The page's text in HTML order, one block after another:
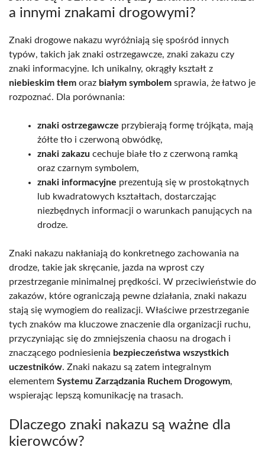
a innymi znakami drogowymi?
Znaki drogowe nakazu wyróżniają się spośród innych
typów, takich jak znaki ostrzegawcze, znaki zakazu czy
znaki informacyjne. Ich unikalny, okrągły kształt z
niebieskim tłem oraz białym symbolem sprawia, że łatwo je
rozpoznać. Dla porównania:
znaki ostrzegawcze przybierają formę trójkąta, mają
żółte tło i czerwoną obwódkę,
znaki zakazu cechuje białe tło z czerwoną ramką
oraz czarnym symbolem,
znaki informacyjne prezentują się w prostokątnych
lub kwadratowych kształtach, dostarczając
niezbędnych informacji o warunkach panujących na
drodze.
Znaki nakazu nakłaniają do konkretnego zachowania na
drodze, takie jak skręcanie, jazda na wprost czy
przestrzeganie minimalnej prędkości. W przeciwieństwie do
zakazów, które ograniczają pewne działania, znaki nakazu
stają się wymogiem do realizacji. Właściwe przestrzeganie
tych znaków ma kluczowe znaczenie dla organizacji ruchu,
przyczyniając się do zmniejszenia chaosu na drogach i
znaczącego podniesienia bezpieczeństwa wszystkich
uczestników. Znaki nakazu są zatem integralnym
elementem Systemu Zarządzania Ruchem Drogowym,
wspierając lepszą komunikację na trasach.
Dlaczego znaki nakazu są ważne dla
kierowców?